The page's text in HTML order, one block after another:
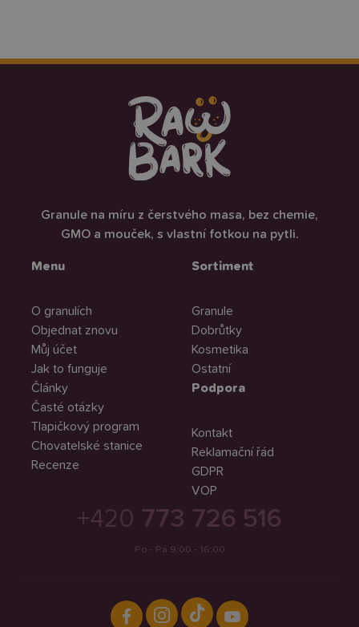
Granule na míru z čerstvého masa, bez chemie,
GMO a mouček, s vlastní fotkou na pytli.
Menu
O granulích
Objednat znovu
Můj účet
Jak to funguje
Články
Časté otázky
Tlapičkový program
Chovatelské stanice
Recenze
Sortiment
Granule
Dobrůtky
Kosmetika
Ostatní
Podpora
Kontakt
Reklamační řád
GDPR
VOP
+420 773 726 516
Po - Pá 9:00 - 16:00